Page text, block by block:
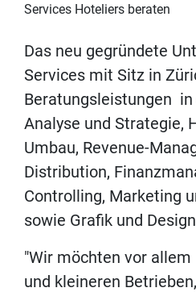
Services Hoteliers beraten
Das neu gegründete
Services mit Sitz in
Beratungsleistungen in
Analyse und Strategie,
Umbau, Revenue-
Distribution,
Controlling, Marketing
sowie Grafik und
"Wir möchten vor
und kleineren